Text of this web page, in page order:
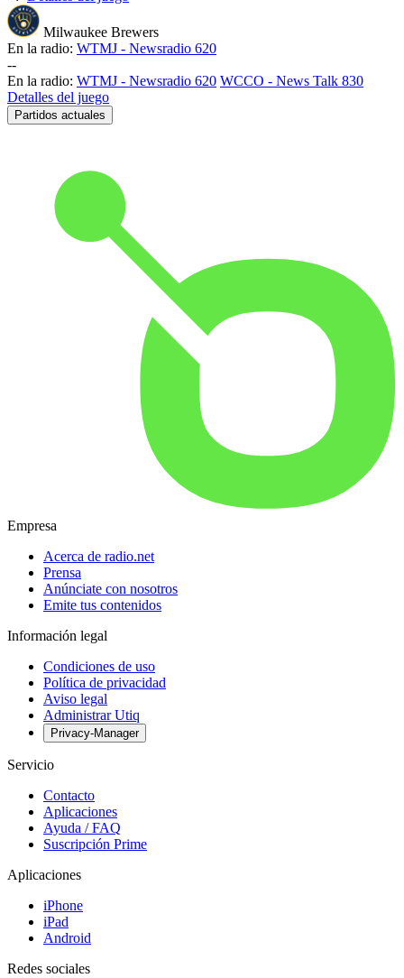
Milwaukee Brewers
En la radio: WTMJ - Newsradio 620
--
En la radio: WTMJ - Newsradio 620 WCCO - News Talk 830
Detalles del juego
Partidos actuales
Empresa
Acerca de radio.net
Prensa
Anúnciate con nosotros
Emite tus contenidos
Información legal
Condiciones de uso
Política de privacidad
Aviso legal
Administrar Utiq
Privacy-Manager
Servicio
Contacto
Aplicaciones
Ayuda / FAQ
Suscripción Prime
Aplicaciones
iPhone
iPad
Android
Redes sociales